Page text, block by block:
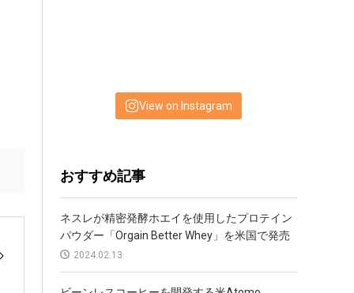
おすすめ記事
パウダー「Orgain Better Whey」を米国で発売
ビーンレスコーヒーを開発する米Atomo
Coffeeが、大型ロースタリーをオープン